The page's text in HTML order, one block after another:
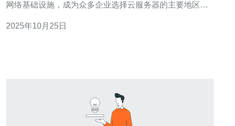
网络基础设施，成为众多企业选择云服务器的主要地区之
测，帮助用户做出明智的选择。 首先，稳定性是云服务器
2025年10月25日